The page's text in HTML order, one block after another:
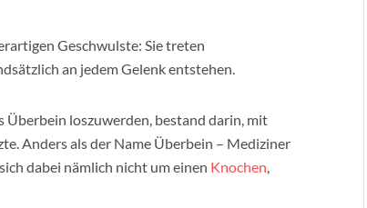
Geschwulste: Sie treten
an jedem Gelenk entstehen.
Überbein loszuwerden, bestand darin, mit
Anders als der Name Überbein – Mediziner
dabei nämlich nicht um einen Knochen,